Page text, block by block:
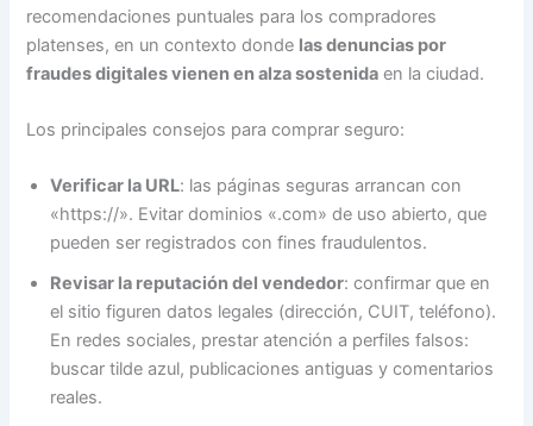
recomendaciones puntuales para los compradores
platenses, en un contexto donde las denuncias por
fraudes digitales vienen en alza sostenida en la ciudad.
Los principales consejos para comprar seguro:
Verificar la URL: las páginas seguras arrancan con
«https://». Evitar dominios «.com» de uso abierto, que
pueden ser registrados con fines fraudulentos.
Revisar la reputación del vendedor: confirmar que en
el sitio figuren datos legales (dirección, CUIT, teléfono).
En redes sociales, prestar atención a perfiles falsos:
buscar tilde azul, publicaciones antiguas y comentarios
reales.